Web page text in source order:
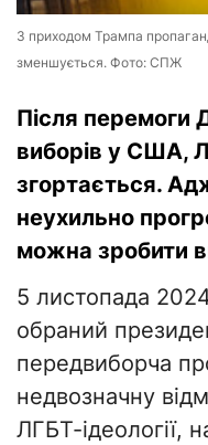
З приходом Трампа
зменшується. Фото: СПЖ
Після перемоги
виборів у США,
згортається.
неухильно
можна зробити
5 листопада
обраний
передвиборча
недвозначну
ЛГБТ-ідеології,